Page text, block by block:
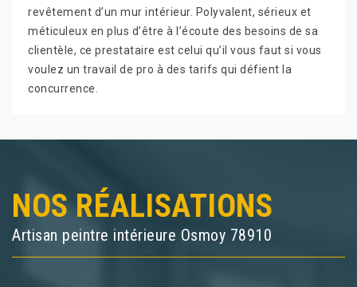
revêtement d’un mur intérieur. Polyvalent, sérieux et
méticuleux en plus d’être à l’écoute des besoins de sa
clientèle, ce prestataire est celui qu’il vous faut si vous
voulez un travail de pro à des tarifs qui défient la
concurrence.
NOS RÉALISATIONS
Artisan peintre intérieure Osmoy 78910